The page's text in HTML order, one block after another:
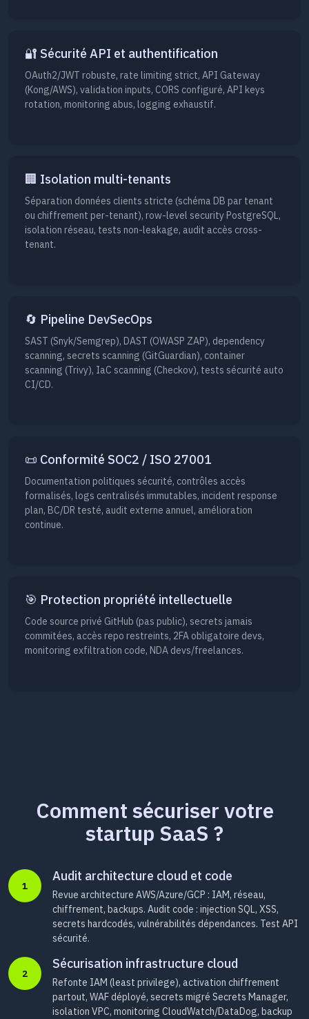
🔐 Sécurité API et authentification
OAuth2/JWT robuste, rate limiting strict, API Gateway
(Kong/AWS), validation inputs, CORS configuré, API keys
rotation, monitoring abus, logging exhaustif.
🏢 Isolation multi-tenants
Séparation données clients stricte (schéma DB par tenant
ou chiffrement per-tenant), row-level security PostgreSQL,
isolation réseau, tests non-leakage, audit accès cross-
tenant.
🔄 Pipeline DevSecOps
SAST (Snyk/Semgrep), DAST (OWASP ZAP), dependency
scanning, secrets scanning (GitGuardian), container
scanning (Trivy), IaC scanning (Checkov), tests sécurité auto
CI/CD.
📜 Conformité SOC2 / ISO 27001
Documentation politiques sécurité, contrôles accès
formalisés, logs centralisés immutables, incident response
plan, BC/DR testé, audit externe annuel, amélioration
continue.
🎯 Protection propriété intellectuelle
Code source privé GitHub (pas public), secrets jamais
commitées, accès repo restreints, 2FA obligatoire devs,
monitoring exfiltration code, NDA devs/freelances.
Comment sécuriser votre
startup SaaS ?
1
Audit architecture cloud et code
Revue architecture AWS/Azure/GCP : IAM, réseau,
chiffrement, backups. Audit code : injection SQL, XSS,
secrets hardcodés, vulnérabilités dépendances. Test API
sécurité.
2
Sécurisation infrastructure cloud
Refonte IAM (least privilege), activation chiffrement
partout, WAF déployé, secrets migré Secrets Manager,
isolation VPC, monitoring CloudWatch/DataDog, backup